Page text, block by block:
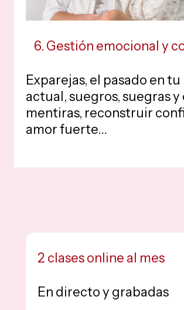
6. Gestión emocional y
Exparejas, el pasado en
actual, suegros, suegras y
mentiras, reconstruir
amor fuerte…
2 clases online al mes
En directo y grabadas